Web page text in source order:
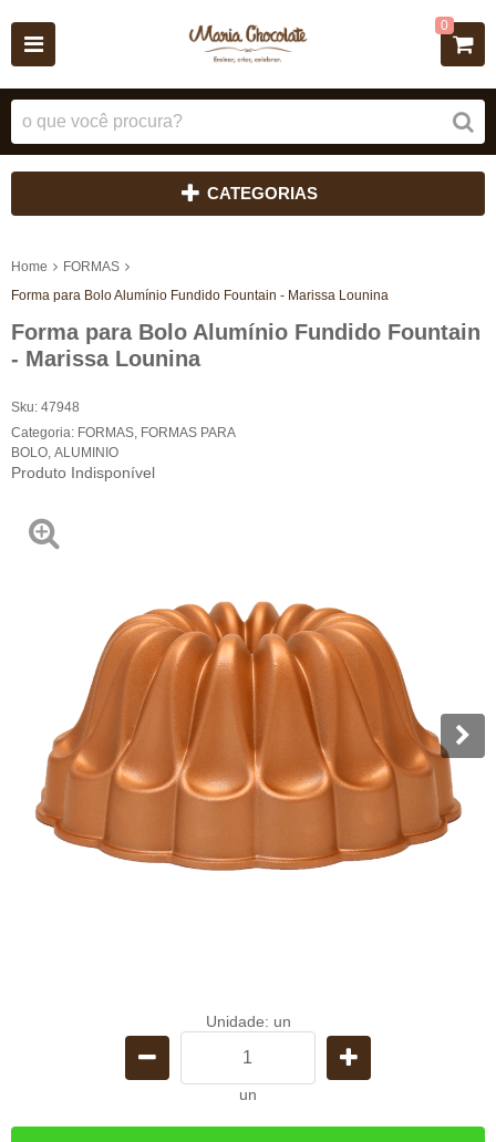
0
CATEGORIAS
Home
FORMAS
Forma para Bolo Alumínio Fundido Fountain - Marissa Lounina
Forma para Bolo Alumínio Fundido Fountain
- Marissa Lounina
Sku: 47948
Categoria: FORMAS FORMAS PARA
BOLO ALUMINIO
Produto Indisponível
Unidade: un
un